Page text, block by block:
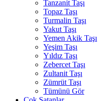
Tanzanit Taşı
Topaz Taşı
Turmalin Taşı
Yakut Taşı
Yemen Akik Taşı
Yeşim Taşı
Yıldız Taşı
Zebercet Taşı
Zultanit Taşı
Zümrüt Taşı
Tümünü Gör